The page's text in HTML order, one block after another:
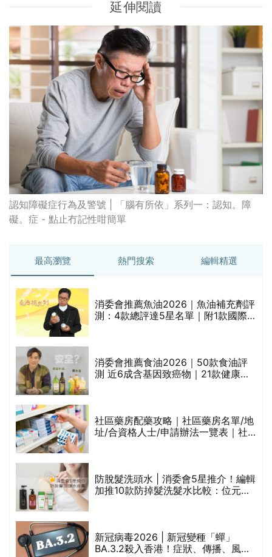
延伸閱讀
認知障礙症行為及警號 | 「腦有所依」系列一：認知。障
礙。症 - 點止冇記性咁簡單
最高瀏覽 熱門搜索 編輯精選
消委會推薦魚油2026｜魚油補充劑評
測：4款總評達5星名單｜附1款國際
消委會推薦食油2026｜50款食油評
測 近6成含基因致癌物｜21款健康煮
社區藥房配藥攻略｜社區藥房名單/地
址/合資格人士/申請辦法一覽表｜社
防脫髮洗頭水 | 消委會5星推介！編輯
加推10款防掉髮洗髮水比較：位元
新冠病毒2026 | 新冠變種「蟬」
BA.3.2殺入香港！症狀、傳播、風險